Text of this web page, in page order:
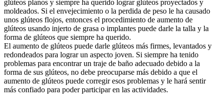
glúteos planos y siempre ha querido lograr glúteos proyectados y
moldeados. Si el envejecimiento o la perdida de peso le ha causado
unos glúteos flojos, entonces el procedimiento de aumento de
glúteos usando injerto de grasa o implantes puede darle la talla y la
forma de glúteos que siempre ha querido.
El aumento de glúteos puede darle glúteos más firmes, levantados y
redondeados para lograr un aspecto joven. Si siempre ha tenido
problemas para encontrar un traje de baño adecuado debido a la
forma de sus glúteos, no debe preocuparse más debido a que el
aumento de glúteos puede corregir esos problemas y le hará sentir
más confiado para poder participar en las actividades.